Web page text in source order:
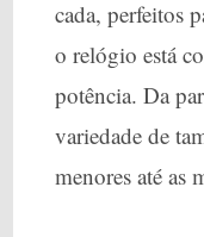
cada, perfeitos
o relógio está
potência. Da
variedade de
menores até as